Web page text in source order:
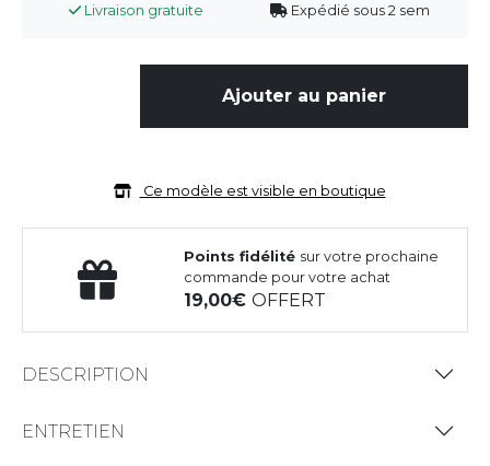
Livraison gratuite Expédié sous 2 sem
Ajouter au panier
Ce modèle est visible en boutique
Points fidélité sur votre prochaine
commande pour votre achat
19,00OFFERT
DESCRIPTION
ENTRETIEN